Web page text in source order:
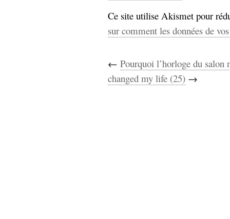
Ce site utilise Akismet pour
sur comment les données de
← Pourquoi l’horloge du salon
changed my life (25) →